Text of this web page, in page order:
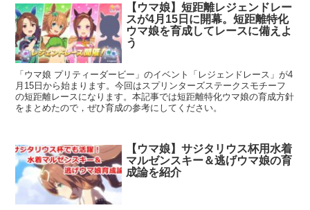
【ウマ娘】短距離レジェンドレー
スが4月15日に開幕。短距離特化
ウマ娘を育成してレースに備えよ
う
「ウマ娘 プリティーダービー」のイベント「レジェンドレース」が4
月15日から始まります。今回はスプリンターズステークスモチーフ
の短距離レースになります。本記事では短距離特化ウマ娘の育成方針
をまとめたので，ぜひ育成の参考にしてください。
【ウマ娘】サジタリウス杯用水着
マルゼンスキー＆逃げウマ娘の育
成論を紹介